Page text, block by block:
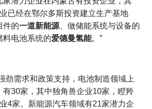
已经在鄂尔多斯投资建立生产基地
的一道新能源 、做储能系统与设备的
料电池系统的爱德曼氢能。”
劲需求和政策支持，电池制造领域上
有30家，其中独角兽企业10家，瞪羚
4家。新能源汽车领域有21家潜力企